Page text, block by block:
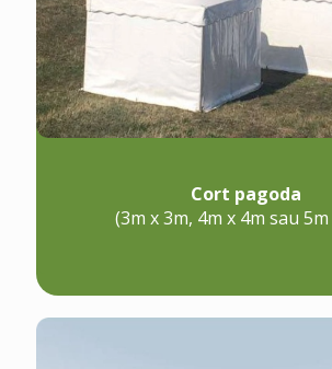
Cort pagoda
(3m x 3m, 4m x 4m sau